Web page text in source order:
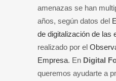
amenazas se han
años, según datos del
de digitalización de las
realizado por el
Empresa. En Digital
queremos ayudarte a